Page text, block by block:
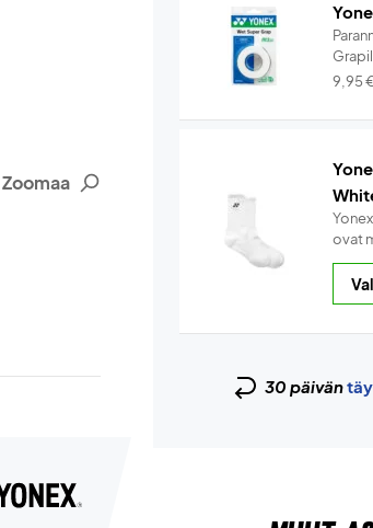
Zoomaa
9,95
ovat
30 päivän